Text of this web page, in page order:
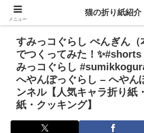
すみっコぐらし ぺんぎん（
でつくってみた！
みっコぐらし
へやんぽっぐらし – へやん
ンネル【人気キャラ折り紙
紙・クッキング】
メニュー
猫の折り紙紹介